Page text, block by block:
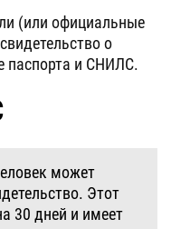
(или официальные
о
паспорта и СНИЛС.
может
Этот
30 дней и имеет